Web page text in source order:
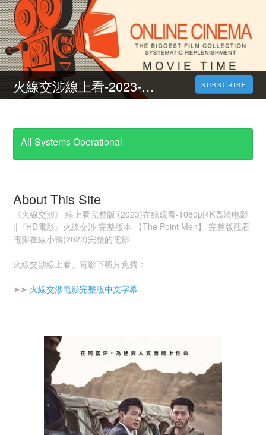
火線交涉線上看-2023-完整版-HD SUBSCRIBE
All Systems Operational
About This Site
《火線交涉》 線上看完整版 (2023)在线观看-1080p|4K高清电影
||『HD電影』火線交涉 完整版本 【The Point Men】 完整版觀看
電影在線小鴨(2023)完整的電影
火線交涉線上看、電影下載片免費：
➤➤ 火線交涉电影完整版中文字幕